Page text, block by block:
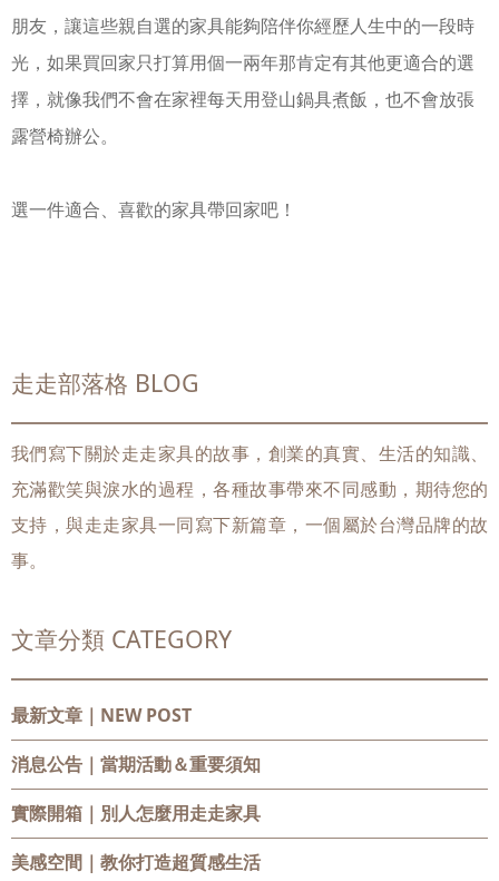
朋友，讓這些親自選的家具能夠陪伴你經歷人生中的一段時
光，如果買回家只打算用個一兩年那肯定有其他更適合的選
擇，就像我們不會在家裡每天用登山鍋具煮飯，也不會放張
露營椅辦公。
選一件適合、喜歡的家具帶回家吧！
走走部落格 BLOG
我們寫下關於走走家具的故事，創業的真實、生活的知識、
充滿歡笑與淚水的過程，各種故事帶來不同感動，期待您的
支持，與走走家具一同寫下新篇章，一個屬於台灣品牌的故
事。
文章分類 CATEGORY
最新文章｜NEW POST
消息公告 ｜當期活動＆重要須知
實際開箱 ｜別人怎麼用走走家具
美感空間 ｜教你打造超質感生活